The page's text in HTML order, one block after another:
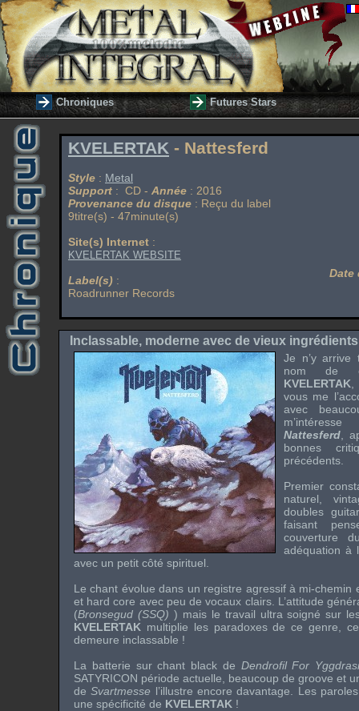
Chroniques Futures Stars
KVELERTAK - Nattesferd
Style : Metal
Support : CD - Année : 2016
Provenance du disque : Reçu du label
9titre(s) - 47minute(s)
Site(s) Internet :
KVELERTAK WEBSITE
Label(s) :
Roadrunner Records
Date
Inclassable, moderne avec de vieux ingrédients
Je n’y arrive
nom de
KVELERTAK
vous me
avec
Nattesferd ,
bonnes
précédents.
Premier
naturel,
doubles
faisant
couverture
adéquation à
avec un petit côté spirituel.
Le chant évolue dans un registre agressif à mi-chemin
et hard core avec peu de vocaux clairs. L’attitude
(Bronsegud (SSQ) ) mais le travail ultra soigné sur
KVELERTAK multiplie les paradoxes de ce genre,
demeure inclassable !
La batterie sur chant black de Dendrofil For
SATYRICON période actuelle, beaucoup de groove et
deSvartmesse l’illustre encore davantage. Les
une spécificité de KVELERTAK !